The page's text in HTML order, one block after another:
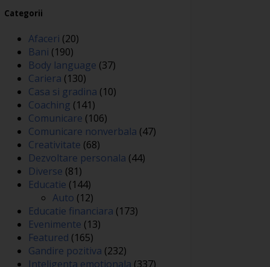
Categorii
Afaceri (20)
Bani (190)
Body language (37)
Cariera (130)
Casa si gradina (10)
Coaching (141)
Comunicare (106)
Comunicare nonverbala (47)
Creativitate (68)
Dezvoltare personala (44)
Diverse (81)
Educatie (144)
Auto (12)
Educatie financiara (173)
Evenimente (13)
Featured (165)
Gandire pozitiva (232)
Inteligenta emotionala (337)